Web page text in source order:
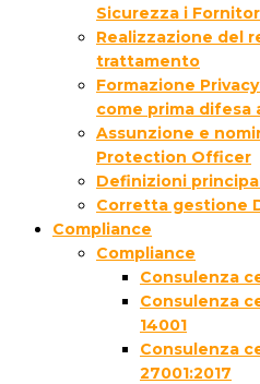
Sicurezza i
Realizzazione del
trattamento
Formazione
come prima difesa
Assunzione e
Protection Officer
Definizioni
Corretta gestione
Compliance
Compliance
Consulenza
Consulenza
14001
Consulenza
27001:2017